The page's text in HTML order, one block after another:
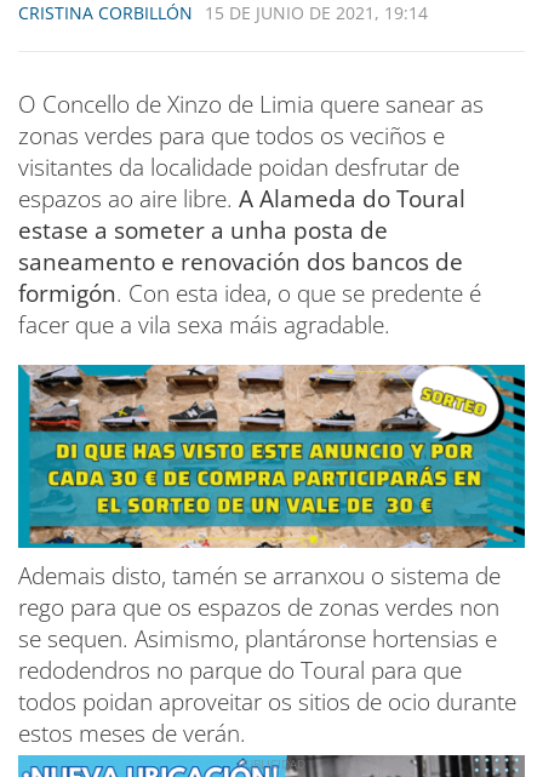
CRISTINA CORBILLÓN 15 DE JUNIO DE 2021, 19:14
O Concello de Xinzo de Limia quere sanear as
zonas verdes para que todos os veciños e
visitantes da localidade poidan desfrutar de
espazos ao aire libre. A Alameda do Toural
estase a someter a unha posta de
saneamento e renovación dos bancos de
formigón. Con esta idea, o que se predente é
facer que a vila sexa máis agradable.
Ademais disto, tamén se arranxou o sistema de
rego para que os espazos de zonas verdes non
se sequen. Asimismo, plantáronse hortensias e
redodendros no parque do Toural para que
todos poidan aproveitar os sitios de ocio durante
estos meses de verán.